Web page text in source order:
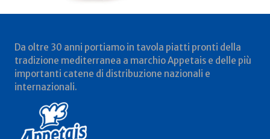
Da oltre 30 anni portiamo in tavola piatti pronti della
tradizione mediterranea a marchio Appetais e delle più
importanti catene di distribuzione nazionali e
internazionali.